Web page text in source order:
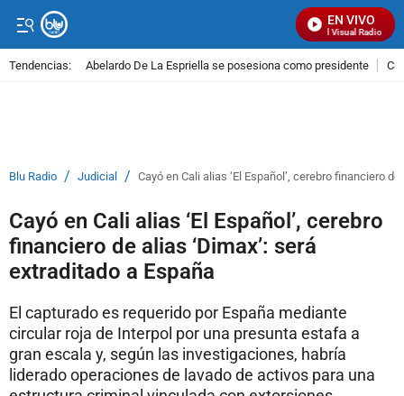
EN VIVO
Señal Visual Radio
Tendencias: Abelardo De La Espriella se posesiona como presidente
Blu Radio / Judicial / Cayó en Cali alias ‘El Español’, cerebro financiero
Cayó en Cali alias ‘El Español’, cerebro
financiero de alias ‘Dimax’: será
extraditado a España
El capturado es requerido por España mediante
circular roja de Interpol por una presunta estafa a
gran escala y, según las investigaciones, habría
liderado operaciones de lavado de activos para una